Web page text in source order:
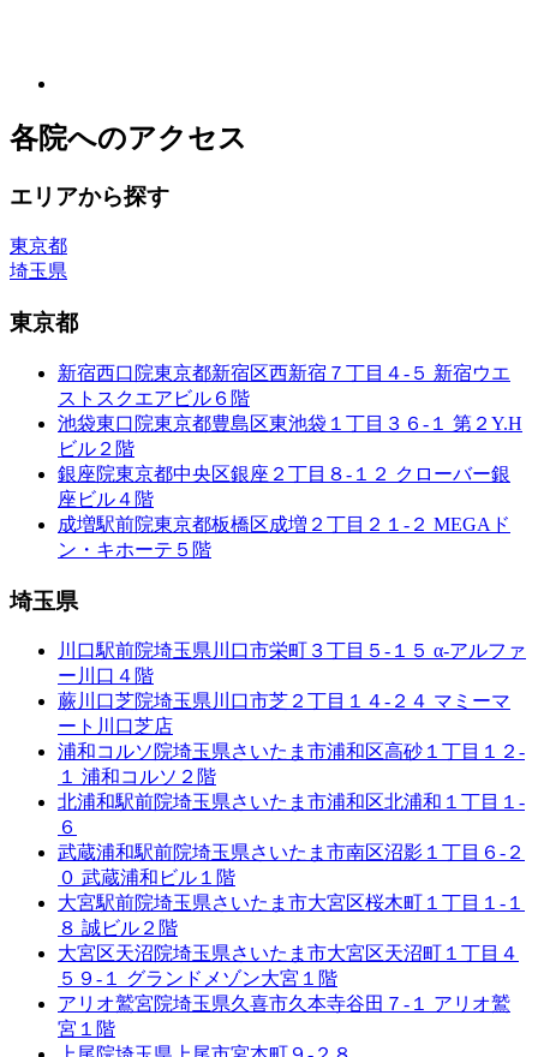
各院へのアクセス
エリアから探す
東京都
埼玉県
東京都
新宿西口院東京都新宿区西新宿７丁目４-５ 新宿ウエ
ストスクエアビル６階
池袋東口院東京都豊島区東池袋１丁目３６-１ 第２Y.H
ビル２階
銀座院東京都中央区銀座２丁目８-１２ クローバー銀
座ビル４階
成増駅前院東京都板橋区成増２丁目２１-２ MEGAド
ン・キホーテ５階
埼玉県
川口駅前院埼玉県川口市栄町３丁目５-１５ α-アルファ
ー川口４階
蕨川口芝院埼玉県川口市芝２丁目１４-２４ マミーマ
ート川口芝店
浦和コルソ院埼玉県さいたま市浦和区高砂１丁目１２-
１ 浦和コルソ２階
北浦和駅前院埼玉県さいたま市浦和区北浦和１丁目１-
６
武蔵浦和駅前院埼玉県さいたま市南区沼影１丁目６-２
０ 武蔵浦和ビル１階
大宮駅前院埼玉県さいたま市大宮区桜木町１丁目１-１
８ 誠ビル２階
大宮区天沼院埼玉県さいたま市大宮区天沼町１丁目４
５９-１ グランドメゾン大宮１階
アリオ鷲宮院埼玉県久喜市久本寺谷田７-１ アリオ鷲
宮１階